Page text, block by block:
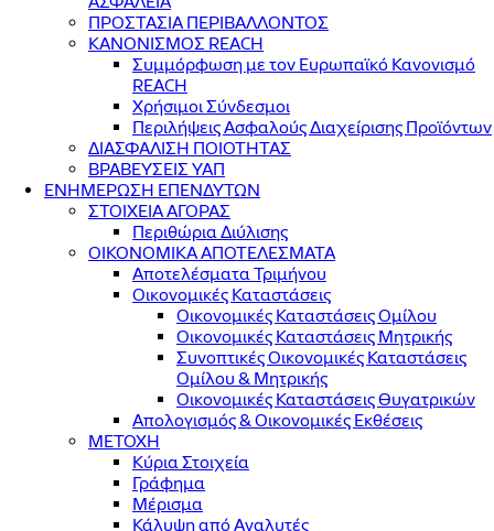
ΠΡΟΣΤΑΣΙΑ ΠΕΡΙΒΑΛΛΟΝΤΟΣ
ΚΑΝΟΝΙΣΜΟΣ REACH
Συμμόρφωση με τον Ευρωπαϊκό Κανονισμό
REACH
Χρήσιμοι Σύνδεσμοι
Περιλήψεις Ασφαλούς Διαχείρισης Προϊόντων
ΔΙΑΣΦΑΛΙΣΗ ΠΟΙΟΤΗΤΑΣ
ΒΡΑΒΕΥΣΕΙΣ ΥΑΠ
ΕΝΗΜΕΡΩΣΗ ΕΠΕΝΔΥΤΩΝ
ΣΤΟΙΧΕΙΑ ΑΓΟΡΑΣ
Περιθώρια Διύλισης
ΟΙΚΟΝΟΜΙΚΑ ΑΠΟΤΕΛΕΣΜΑΤΑ
Αποτελέσματα Τριμήνου
Οικονομικές Καταστάσεις
Οικονομικές Καταστάσεις Ομίλου
Οικονομικές Καταστάσεις Μητρικής
Συνοπτικές Οικονομικές Καταστάσεις
Ομίλου & Μητρικής
Οικονομικές Καταστάσεις Θυγατρικών
Απολογισμός & Οικονομικές Εκθέσεις
ΜΕΤΟΧΗ
Κύρια Στοιχεία
Γράφημα
Μέρισμα
Κάλυψη από Αναλυτές